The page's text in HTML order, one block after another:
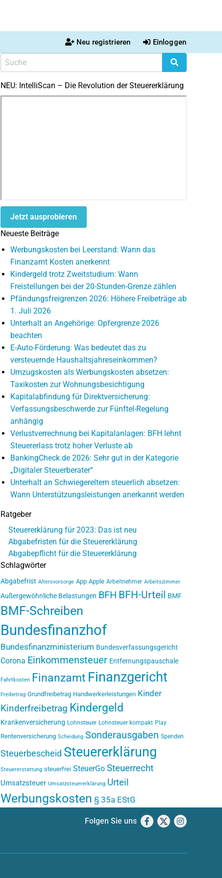
Neu registrieren Einloggen
NEU: IntelliScan – Die Revolution der Steuererklärung
Jetzt ausprobieren
Neueste Beiträge
Werbungskosten bei Leerstand: Wann das
Finanzamt Kosten anerkennt
Kindergeld trotz Zweitstudium: Wann
Freistellungen bei der 20-Stunden-Grenze zählen
Pfändungsfreigrenzen 2026: Höhere Freibeträge ab
1. Juli 2026
Unterhalt an Angehörige: Opfergrenze 2026
beachten
E-Auto-Förderung: Was bedeutet das zu
versteuernde Haushaltsjahreseinkommen?
Umzugskosten als Werbungskosten absetzen:
Taxikosten zur Wohnungsbesichtigung
Kapitalabfindung für Direktversicherung:
Verfassungsbeschwerde zur Fünftel-Regelung
anhängig
Verlustverrechnung bei Kapitalanlagen: BFH lehnt
Steuererlass trotz hoher Verluste ab
BankingCheck.de 2026: Sehr gut in der Kategorie
„Digitaler Steuerberater“
Unterhalt an Schwiegereltern steuerlich absetzen:
Wann Unterstützungsleistungen anerkannt werden
Ratgeber
Steuererklärung für 2023: Das ist neu
Abgabefristen für die Steuererklärung
Abgabepflicht für die Steuererklärung
Schlagwörter
Abgabefrist Altersvorsorge App Apple Arbeitnehmer Arbeitszimmer
Außergewöhnliche Belastungen BFH BFH-Urteil BMF
BMF-Schreiben
Bundesfinanzhof
Bundesfinanzministerium Bundesverfassungsgericht
Corona Einkommensteuer Entfernungspauschale
Fahrtkosten Finanzamt Finanzgericht
Freibetrag Grundfreibetrag Handwerkerleistungen Kinder
Kinderfreibetrag Kindergeld
Krankenversicherung Lohnsteuer Lohnsteuer kompakt Play
Rentenversicherung Scheidung Sonderausgaben Spenden
Steuerbescheid Steuererklärung
Steuererstattung steuerfrei SteuerGo Steuerrecht
Umsatzsteuer Umsatzsteuererklärung Urteil
Werbungskosten § 35a EStG
Folgen Sie uns Facebook
X Instagram